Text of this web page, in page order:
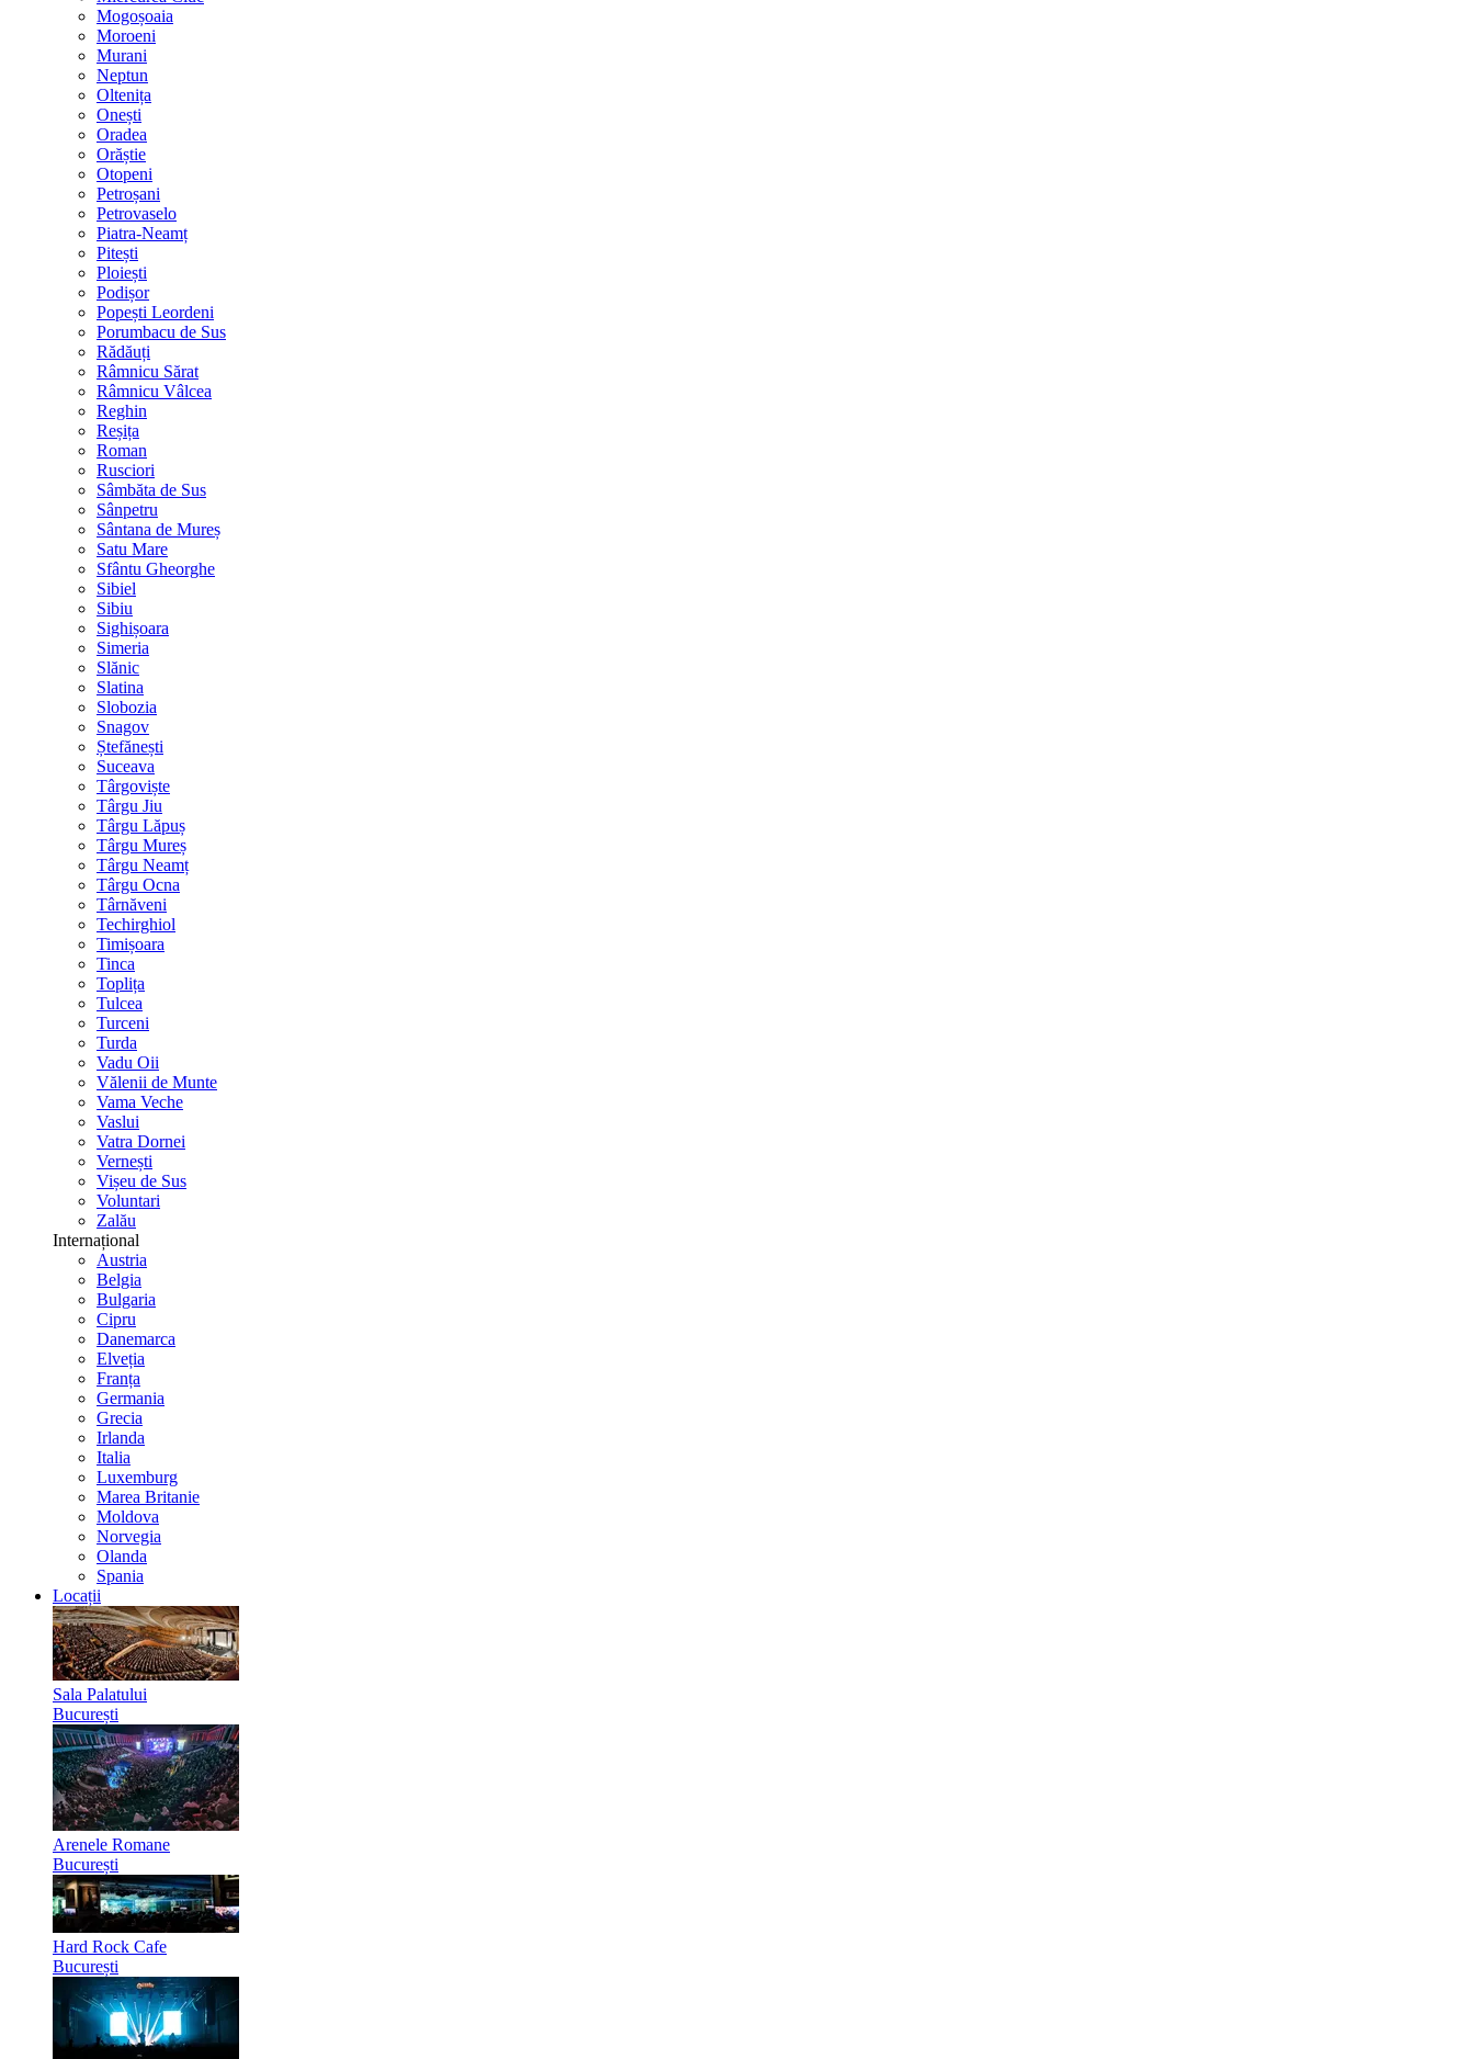
Mogoșoaia
Moroeni
Murani
Neptun
Oltenița
Onești
Oradea
Orăștie
Otopeni
Petroșani
Petrovaselo
Piatra-Neamț
Pitești
Ploiești
Podișor
Popești Leordeni
Porumbacu de Sus
Rădăuți
Râmnicu Sărat
Râmnicu Vâlcea
Reghin
Reșița
Roman
Rusciori
Sâmbăta de Sus
Sânpetru
Sântana de Mureș
Satu Mare
Sfântu Gheorghe
Sibiel
Sibiu
Sighișoara
Simeria
Slănic
Slatina
Slobozia
Snagov
Ștefănești
Suceava
Târgoviște
Târgu Jiu
Târgu Lăpuș
Târgu Mureș
Târgu Neamț
Târgu Ocna
Târnăveni
Techirghiol
Timișoara
Tinca
Toplița
Tulcea
Turceni
Turda
Vadu Oii
Vălenii de Munte
Vama Veche
Vaslui
Vatra Dornei
Vernești
Vișeu de Sus
Voluntari
Zalău
Internațional
Austria
Belgia
Bulgaria
Cipru
Danemarca
Elveția
Franța
Germania
Grecia
Irlanda
Italia
Luxemburg
Marea Britanie
Moldova
Norvegia
Olanda
Spania
Locații
Sala Palatului
București
Arenele Romane
București
Hard Rock Cafe
București